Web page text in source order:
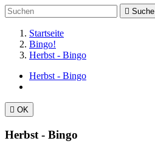
 Suche
Startseite
Bingo!
Herbst - Bingo
Herbst - Bingo
 OK
Herbst - Bingo